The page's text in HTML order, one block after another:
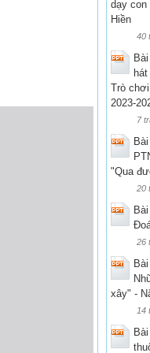
dạy con
Hiền
40
Trò
2023-
7
"Qua
20
26
xây" -
14